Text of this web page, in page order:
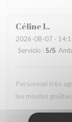
CélineL
2026-08-07 -
Servicio : 5/5
Personnel très
les moules